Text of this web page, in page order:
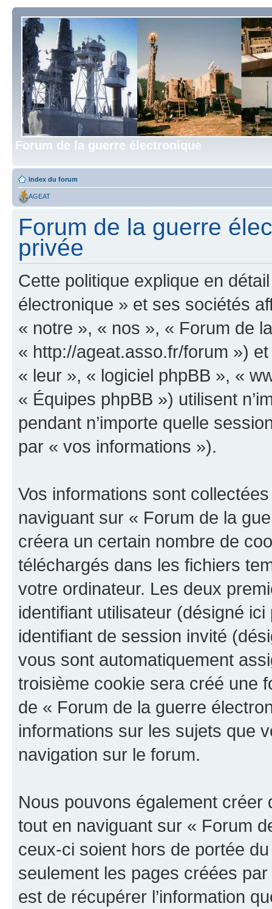
Forum de la guerre électronique
Index du forum
AGEAT
Forum de la guerre
privée
Cette politique explique en
électronique » et ses sociétés
« notre », « nos », « Forum de
« http://ageat.asso.fr/forum »)
« leur », « logiciel phpBB », «
« Équipes phpBB ») utilisent
pendant n’importe quelle
par « vos informations »).
Vos informations sont
naviguant sur « Forum de la
créera un certain nombre de
téléchargés dans les fichiers
votre ordinateur. Les deux
identifiant utilisateur (désigné
identifiant de session invité
vous sont automatiquement
troisième cookie sera créé une
de « Forum de la guerre
informations sur les sujets que
navigation sur le forum.
Nous pouvons également
tout en naviguant sur « Forum
ceux-ci soient hors de portée
seulement les pages créées
est de récupérer l’information